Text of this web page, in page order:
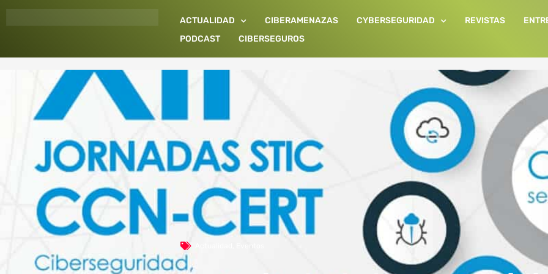
ACTUALIDAD CIBERAMENAZAS CYBERSEGURIDAD REVISTAS
PODCAST
CIBERSEGUROS